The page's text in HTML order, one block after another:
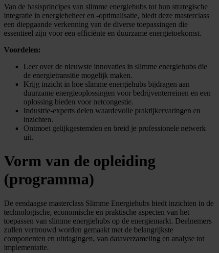
Van de basisprincipes van slimme energiehubs tot hun strategische
integratie in energiebeheer en -optimalisatie, biedt deze masterclass
een diepgaande verkenning van de diverse toepassingen die
essentieel zijn voor een efficiënte en duurzame energietoekomst.
Voordelen:
Leer over de nieuwste innovaties in slimme energiehubs die
de energietransitie mogelijk maken.
Krijg inzicht in hoe slimme energiehubs bijdragen aan
duurzame energieoplossingen voor bedrijventerreinen en een
oplossing bieden voor netcongestie.
Industrie-experts delen waardevolle praktijkervaringen en
inzichten.
Ontmoet gelijkgestemden en breid je professionele netwerk
uit.
Vorm van de opleiding
(programma)
De eendaagse masterclass Slimme Energiehubs biedt inzichten in de
technologische, economische en praktische aspecten van het
toepassen van slimme energiehubs op de energiemarkt. Deelnemers
zullen vertrouwd worden gemaakt met de belangrijkste
componenten en uitdagingen, van dataverzameling en analyse tot
implementatie.